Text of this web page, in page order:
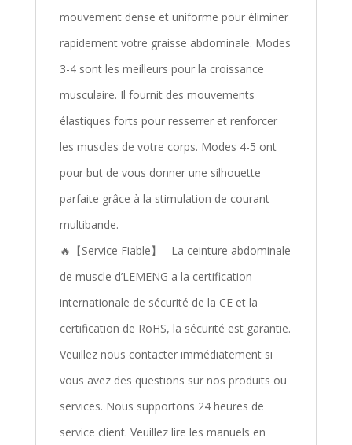
mouvement dense et uniforme pour éliminer
rapidement votre graisse abdominale. Modes
3-4 sont les meilleurs pour la croissance
musculaire. Il fournit des mouvements
élastiques forts pour resserrer et renforcer
les muscles de votre corps. Modes 4-5 ont
pour but de vous donner une silhouette
parfaite grâce à la stimulation de courant
multibande.
🔥【Service Fiable】– La ceinture abdominale
de muscle d’LEMENG a la certification
internationale de sécurité de la CE et la
certification de RoHS, la sécurité est garantie.
Veuillez nous contacter immédiatement si
vous avez des questions sur nos produits ou
services. Nous supportons 24 heures de
service client. Veuillez lire les manuels en